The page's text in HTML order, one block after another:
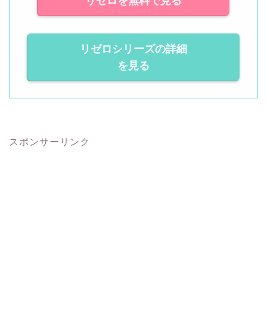
リゼロシリーズの詳細
を見る
スポンサーリンク